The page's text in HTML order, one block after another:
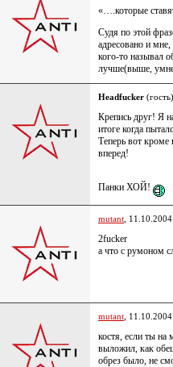
«….которые
Судя по этой
адресовано и
кого-то называл
лучше(выше,
Headfucker
Крепись друг! Я
итоге когда
Теперь вот кроме
вперед!
Панки ХОЙ!
mutant ,
2fucker
а что с румоном
mutant ,
костя, если ты на
выложил, как
обрез было, не